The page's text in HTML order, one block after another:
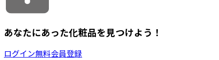
あなたにあった化粧品を見つけよう！
ログイン無料会員登録